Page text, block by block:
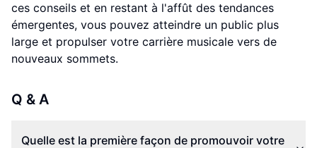
ces conseils et en restant à l'affût des tendances
émergentes, vous pouvez atteindre un public plus
large et propulser votre carrière musicale vers de
nouveaux sommets.
Q & A
Quelle est la première façon de promouvoir votre